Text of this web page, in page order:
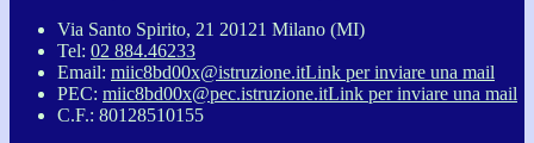
Via Santo Spirito, 21 20121 Milano (MI)
Tel: 02 884.46233
Email: miic8bd00x@istruzione.itLink per inviare una mail
PEC: miic8bd00x@pec.istruzione.itLink per inviare una mail
C.F.: 80128510155